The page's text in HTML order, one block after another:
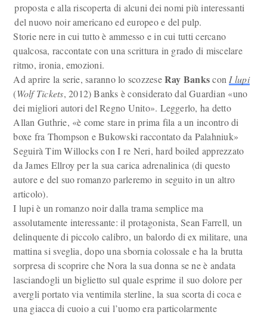
proposta e alla riscoperta di alcuni dei nomi più interessanti
del nuovo noir americano ed europeo e del pulp.
Storie nere in cui tutto è ammesso e in cui tutti cercano
qualcosa, raccontate con una scrittura in grado di miscelare
ritmo, ironia, emozioni.
Ad aprire la serie, saranno lo scozzeseRay Bankscon I lupi
(Wolf Tickets, 2012) Banks è considerato dal Guardian «uno
dei migliori autori del Regno Unito». Leggerlo, ha detto
Allan Guthrie, «è come stare in prima fila a un incontro di
boxe fra Thompson e Bukowski raccontato da Palahniuk»
Seguirà Tim Willocks con I re Neri, hard boiled apprezzato
da James Ellroy per la sua carica adrenalinica (di questo
autore e del suo romanzo parleremo in seguito in un altro
articolo).
I lupi è un romanzo noir dalla trama semplice ma
assolutamente interessante: il protagonista, Sean Farrell, un
delinquente di piccolo calibro, un balordo di ex militare, una
mattina si sveglia, dopo una sbornia colossale e ha la brutta
sorpresa di scoprire che Nora la sua donna se ne è andata
lasciandogli un biglietto sul quale esprime il suo dolore per
avergli portato via ventimila sterline, la sua scorta di coca e
una giacca di cuoio a cui l’uomo era particolarmente